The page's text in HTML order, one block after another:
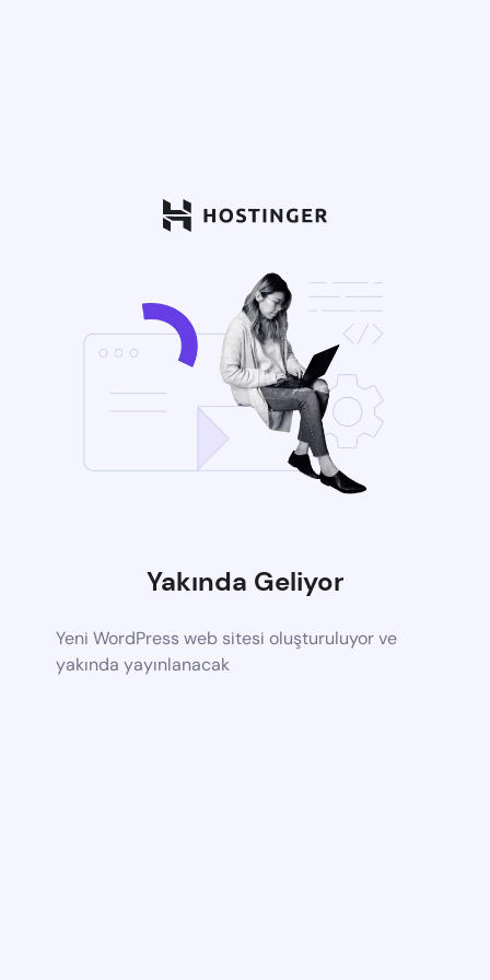
Yakında Geliyor
Yeni WordPress web sitesi oluşturuluyor ve
yakında yayınlanacak